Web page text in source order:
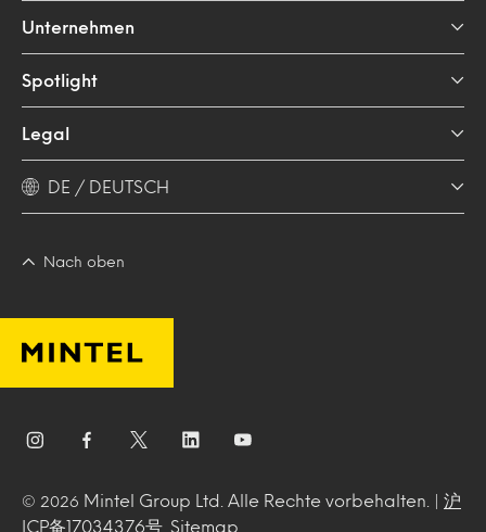
Unternehmen
Spotlight
Legal
DE / DEUTSCH
Nach oben
© 2026 Mintel Group Ltd. Alle Rechte vorbehalten. | 沪
ICP备17034376号
Sitemap